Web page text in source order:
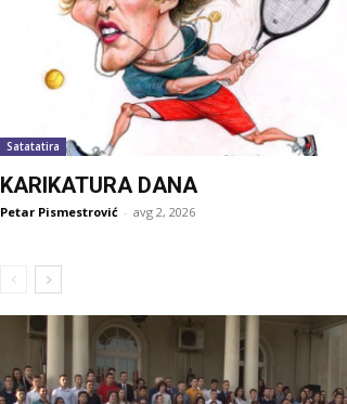
Satatatira
KARIKATURA DANA
Petar Pismestrović - avg 2, 2026